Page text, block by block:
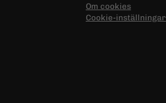
Om cookies
Cookie-inställningar